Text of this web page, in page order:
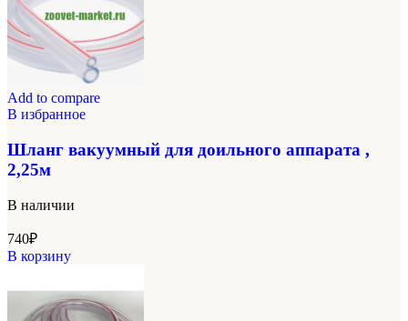
Add to compare
В избранное
Шланг вакуумный для доильного аппарата ,
2,25м
В наличии
740₽
В корзину